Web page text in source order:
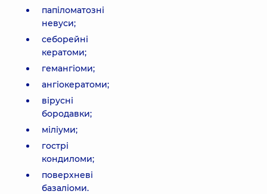
папіломатозні
невуси;
себорейні
кератоми;
гемангіоми;
ангіокератоми;
вірусні
бородавки;
міліуми;
гострі
кондиломи;
поверхневі
базаліоми.